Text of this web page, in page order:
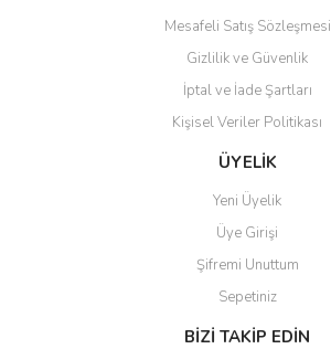
Gönder
Mesafeli Satış Sözleşmesi
Gizlilik ve Güvenlik
İptal ve İade Şartları
Kişisel Veriler Politikası
ÜYELİK
Yeni Üyelik
Üye Girişi
Şifremi Unuttum
Sepetiniz
BİZİ TAKİP EDİN